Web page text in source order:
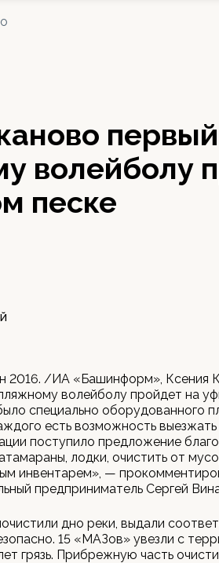
волейболу
песке
2016. /ИА «Башинформ», Ксения
волейболу пройдет на
специально оборудованного
есть возможность
поступило предложение
лодки, очистить от
инвентарем», —
предприниматель Сергей
дно реки, выдали
15 «МАЗов» увезли с
грязь. Прибрежную часть